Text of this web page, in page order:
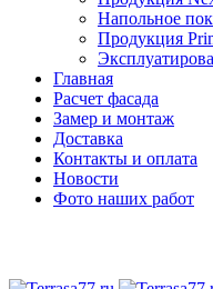
Напольное
Продукция
Главная
Расчет фасада
Замер и монтаж
Доставка
Контакты и оплата
Новости
Фото наших работ